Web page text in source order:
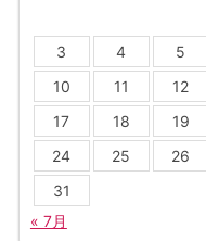
3
4 5
10
11 12
17
18 19
24
25 26
31
« 7月